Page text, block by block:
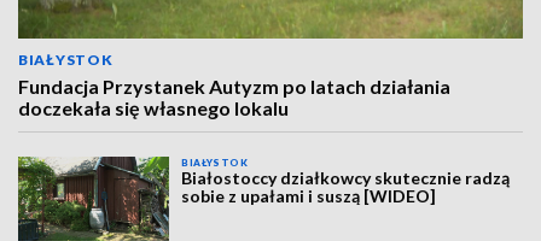
BIAŁYSTOK
Fundacja Przystanek Autyzm po latach działania
doczekała się własnego lokalu
BIAŁYSTOK
Białostoccy działkowcy skutecznie radzą
sobie z upałami i suszą [WIDEO]